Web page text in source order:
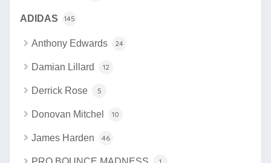
ADIDAS 145
Anthony Edwards 24
Damian Lillard 12
Derrick Rose 5
Donovan Mitchel 10
James Harden 46